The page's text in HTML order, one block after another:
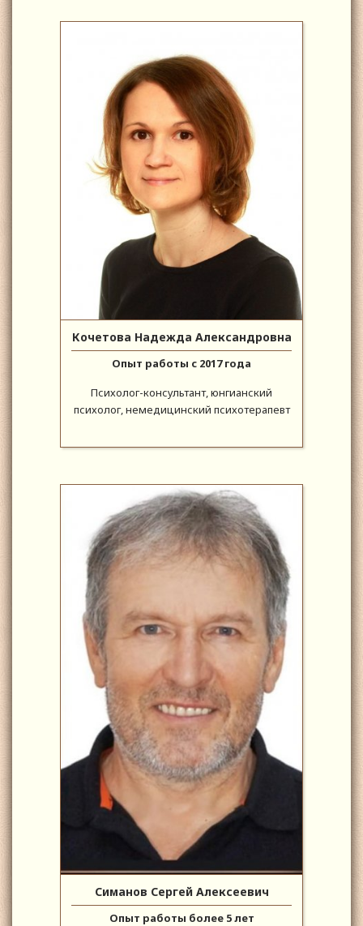
Кочетова Надежда Александровна
Опыт работы с 2017 года
Психолог-консультант, юнгианский
психолог, немедицинский психотерапевт
Симанов Сергей Алексеевич
Опыт работы более 5 лет